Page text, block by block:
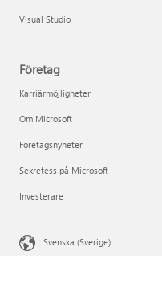
Visual Studio
Företag
Karriärmöjligheter
Om Microsoft
Företagsnyheter
Sekretess på Microsoft
Investerare
Svenska (Sverige)